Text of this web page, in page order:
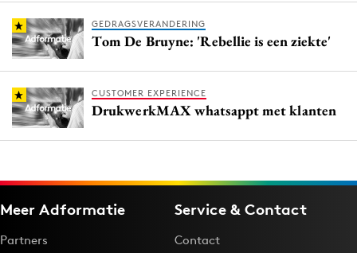
GEDRAGSVERANDERING
Tom De Bruyne: 'Rebellie is een ziekte'
CUSTOMER EXPERIENCE
DrukwerkMAX whatsappt met klanten
Meer Adformatie
Partners
Service & Contact
Contact